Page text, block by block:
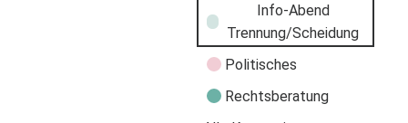
Info-Abend
Trennung/Scheidung
Politisches
Rechtsberatung